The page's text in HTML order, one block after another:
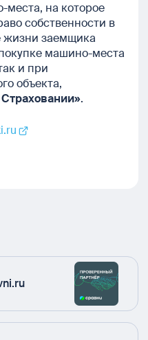
места, на которое
собственности в
жизни заемщика
машино-места
и при
объекта,
.